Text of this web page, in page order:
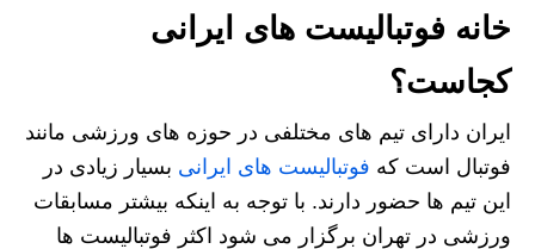
خانه فوتبالیست های ایرانی
کجاست؟
ایران دارای تیم‌ های مختلفی در حوزه های ورزشی مانند
فوتبال است که فوتبالیست های ایرانی بسیار زیادی در
این تیم ها حضور دارند. با توجه به اینکه بیشتر مسابقات
ورزشی در تهران برگزار می شود اکثر فوتبالیست ها